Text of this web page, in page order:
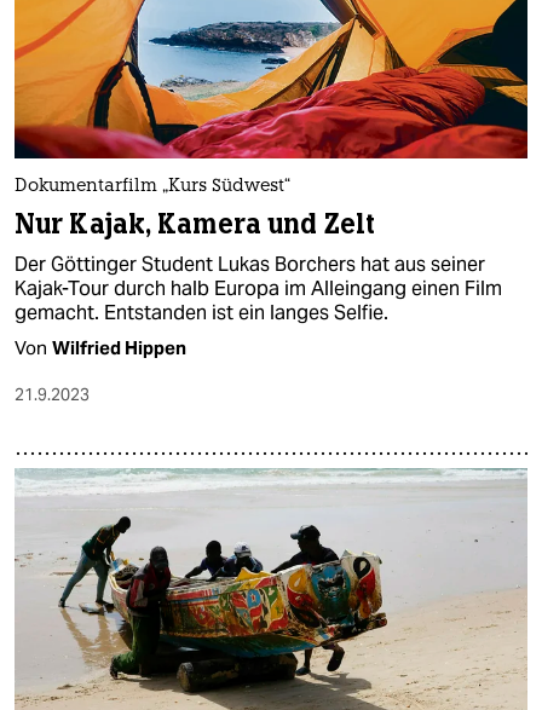
Dokumentarfilm „Kurs Südwest“
Nur Kajak, Kamera und Zelt
Der Göttinger Student Lukas Borchers hat aus seiner
Kajak-Tour durch halb Europa im Alleingang einen Film
gemacht. Entstanden ist ein langes Selfie.
Von Wilfried Hippen
21.9.2023